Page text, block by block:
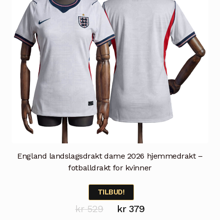
England landslagsdrakt dame 2026 hjemmedrakt –
fotballdrakt for kvinner
TILBUD!
kr529
Opprinnelig
kr379Nåværende